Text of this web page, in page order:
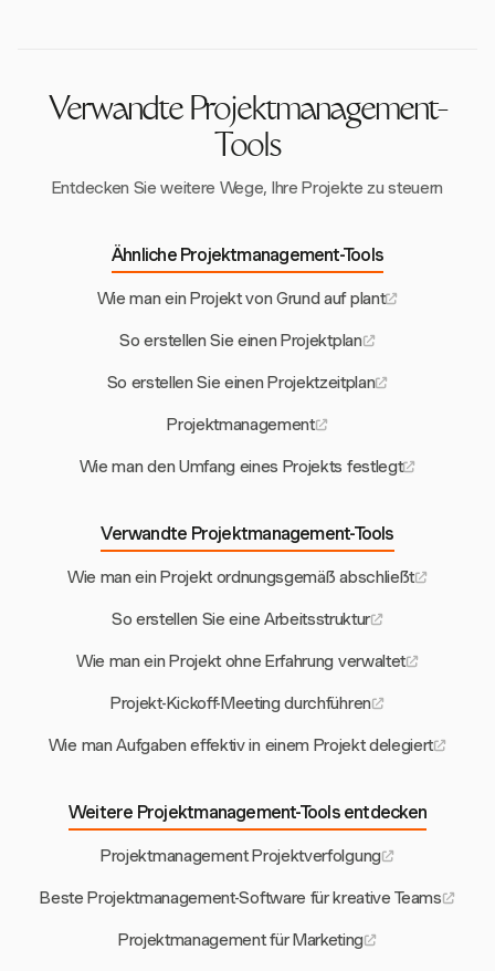
Ausgaben zu berücksichtigen.
Verwandte Projektmanagement-
Tools
Entdecken Sie weitere Wege, Ihre Projekte zu steuern
Ähnliche Projektmanagement-Tools
Wie man ein Projekt von Grund auf plant
So erstellen Sie einen Projektplan
So erstellen Sie einen Projektzeitplan
Projektmanagement
Wie man den Umfang eines Projekts festlegt
Verwandte Projektmanagement-Tools
Wie man ein Projekt ordnungsgemäß abschließt
So erstellen Sie eine Arbeitsstruktur
Wie man ein Projekt ohne Erfahrung verwaltet
Projekt-Kickoff-Meeting durchführen
Wie man Aufgaben effektiv in einem Projekt delegiert
Weitere Projektmanagement-Tools entdecken
Projektmanagement Projektverfolgung
Beste Projektmanagement-Software für kreative Teams
Projektmanagement für Marketing